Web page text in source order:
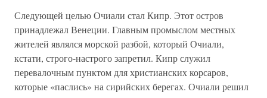
Следующей целью Очиали стал Кипр. Этот остров
принадлежал Венеции. Главным промыслом местных
жителей являлся морской разбой, который Очиали,
кстати, строго-настрого запретил. Кипр служил
перевалочным пунктом для христианских корсаров,
которые «паслись» на сирийских берегах. Очиали решил